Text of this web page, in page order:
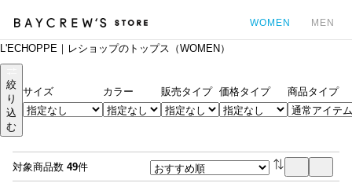
WOMEN MEN
L'ECHOPPE｜レショップのトップス（WOMEN）
絞
り
込
む
サイズ カラー 販売タイプ 価格タイプ 商品タイプ
対象商品数 49件